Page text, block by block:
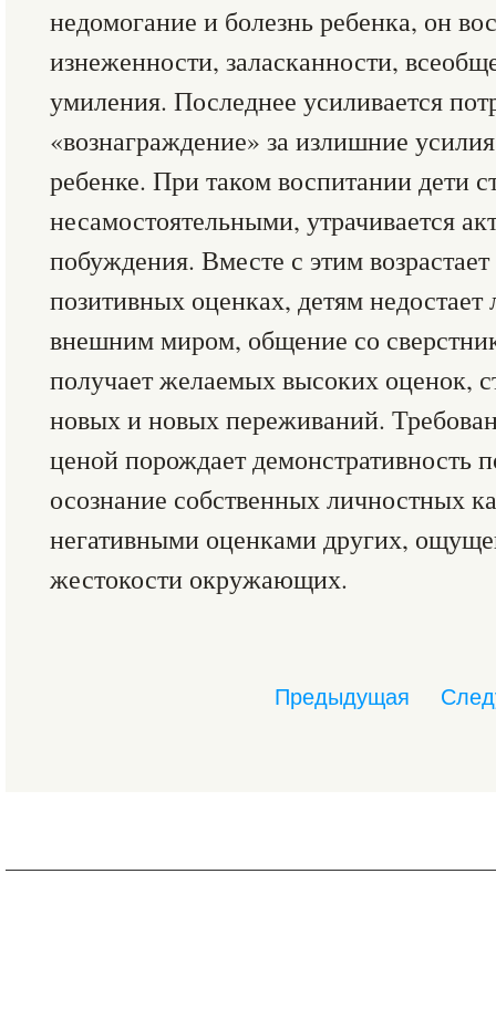
недомогание и болезнь ребенка, он
изнеженности, заласканности,
умиления. Последнее усиливается
«вознаграждение» за излишние
ребенке. При таком воспитании дети
несамостоятельными, утрачивается
побуждения. Вместе с этим
позитивных оценках, детям
внешним миром, общение со
получает желаемых высоких оценок,
новых и новых переживаний.
ценой порождает демонстративность
осознание собственных личностных
негативными оценками других,
жестокости окружающих.
Предыдущая